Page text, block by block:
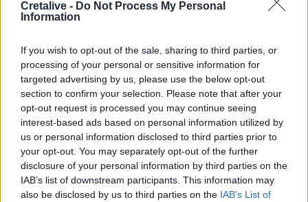
Cretalive - Do Not Process My Personal
Information
If you wish to opt-out of the sale, sharing to third parties, or
processing of your personal or sensitive information for
targeted advertising by us, please use the below opt-out
section to confirm your selection. Please note that after your
opt-out request is processed you may continue seeing
interest-based ads based on personal information utilized by
us or personal information disclosed to third parties prior to
your opt-out. You may separately opt-out of the further
disclosure of your personal information by third parties on the
IAB’s list of downstream participants. This information may
also be disclosed by us to third parties on the IAB’s List of
αυξήθηκαν από 106,4 δισ. ευρώ σε 148,7 δισ. ευρώ
Η Ελληνική Ολυμπιακή Επιτροπή ξεκινά τον καθαρισμό
των μαρμάρων του Παναθηναϊκού Σταδίου
14:45
POS και ταμειακές: βαριά πρόστιμα για όσους δε
συμμορφώνονται
14:39
To Moonlight Serenade στο καφέ του Αρχαιολογικού
Μουσείου Χανίων